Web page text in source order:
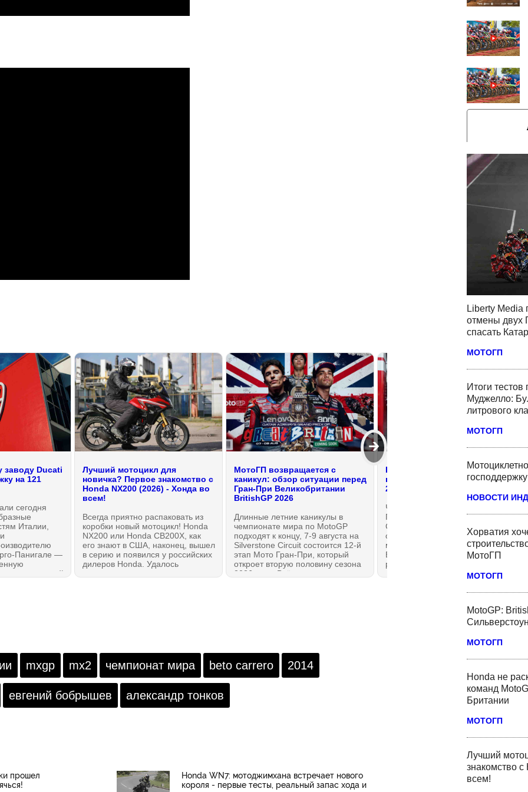
Liberty Media
отмены двух
спасать Катар
МОТОГП
Итоги
Муджелло:
литрового
МОТОГП
НОВОСТИ
Хорватия
МотоГП
МОТОГП
MotoGP:
МОТОГП
Honda не
команд
Британии
МОТОГП
Лучший
знакомство
всем!
🡲
заводу Ducati
на 121
сегодня
Италии,
Панигале —
предприятий
Лучший мотоцикл для
новичка? Первое знакомство с
Honda NX200 (2026) - Хонда во
всем!
Всегда приятно распаковать из
коробки новый мотоцикл! Honda
NX200 или Honda CB200X, как
его знают в США, наконец, вышел
в серию и появился у российских
дилеров Honda. Удалось
МотоГП возвращается с
каникул: обзор ситуации перед
Гран-При Великобритании
BritishGP 2026
Длинные летние каникулы в
чемпионате мира по MotoGP
подходят к концу, 7-9 августа на
Silverstone Circuit состоится 12-й
этап Мото Гран-При, который
откроет вторую половину сезона
2026 года. Всё, что нужно знать,
Ducati и Honda теряют позиции
в рейтинге концессий MotoGP
2026 года
Чемпионат мира по Мото Гран-
При вернулся с каникул в
Сильверстоуне. Одной из самых
обсуждаемых новостей
медийного дня Гран-При
Британии будет понижение
рейтинга Ducati в системе
концессий MotoGP. Потенциал
Ducati и Aprilia сблизился, а
mxgp mx2 чемпионат мира beto carrero 2014
евгений бобрышев александр тонков
прошел
Honda WN7: мотоджимхана встречает нового
короля - первые тесты, реальный запас хода и